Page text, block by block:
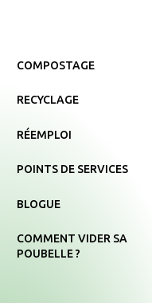
COMPOSTAGE
RECYCLAGE
RÉEMPLOI
POINTS DE SERVICES
BLOGUE
COMMENT VIDER SA
POUBELLE ?